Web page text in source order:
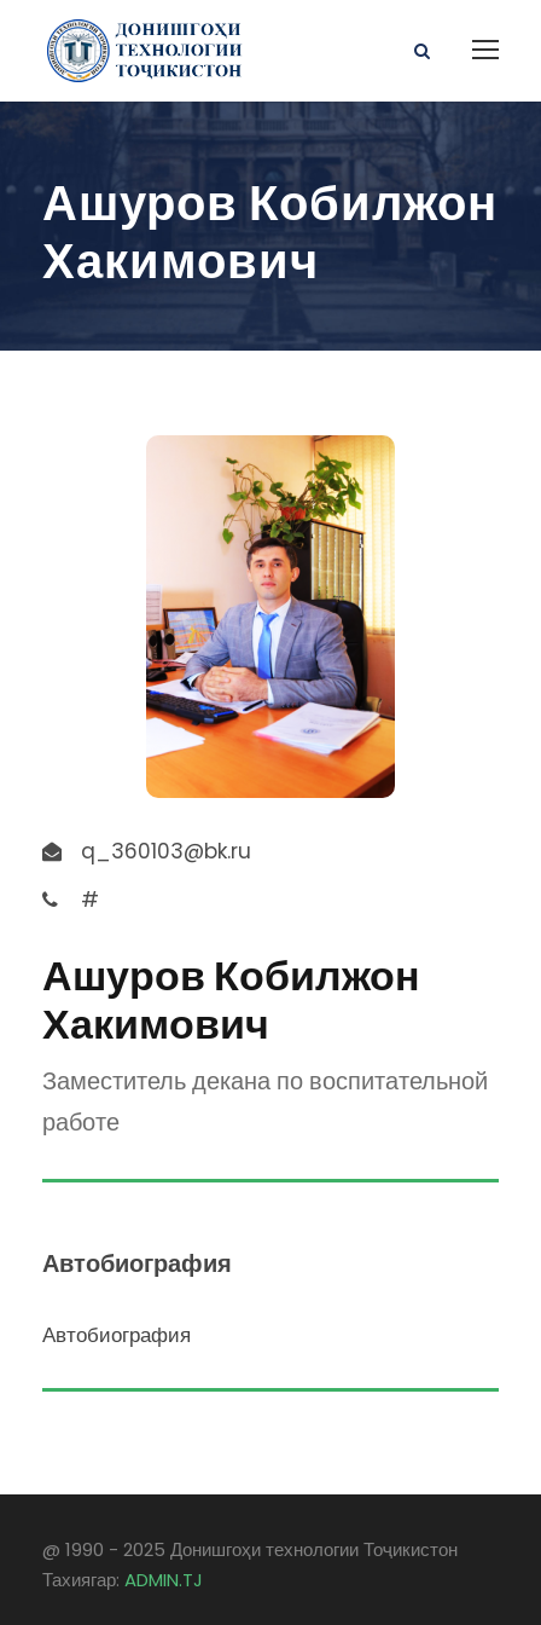
Ашуров Кобилжон
Хакимович
q_360103@bk.ru
#
Ашуров Кобилжон
Хакимович
Заместитель декана по воспитательной
работе
Автобиография
Автобиография
@ 1990 - 2025 Донишгоҳи технологии Тоҷикистон
Тахиягар: ADMIN.TJ